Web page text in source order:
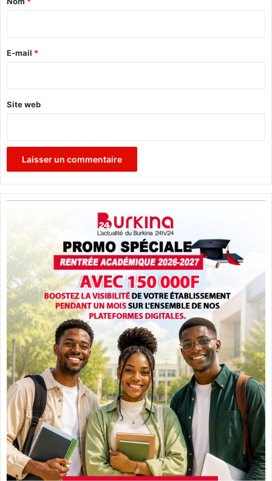
e
E-mail *
Site web